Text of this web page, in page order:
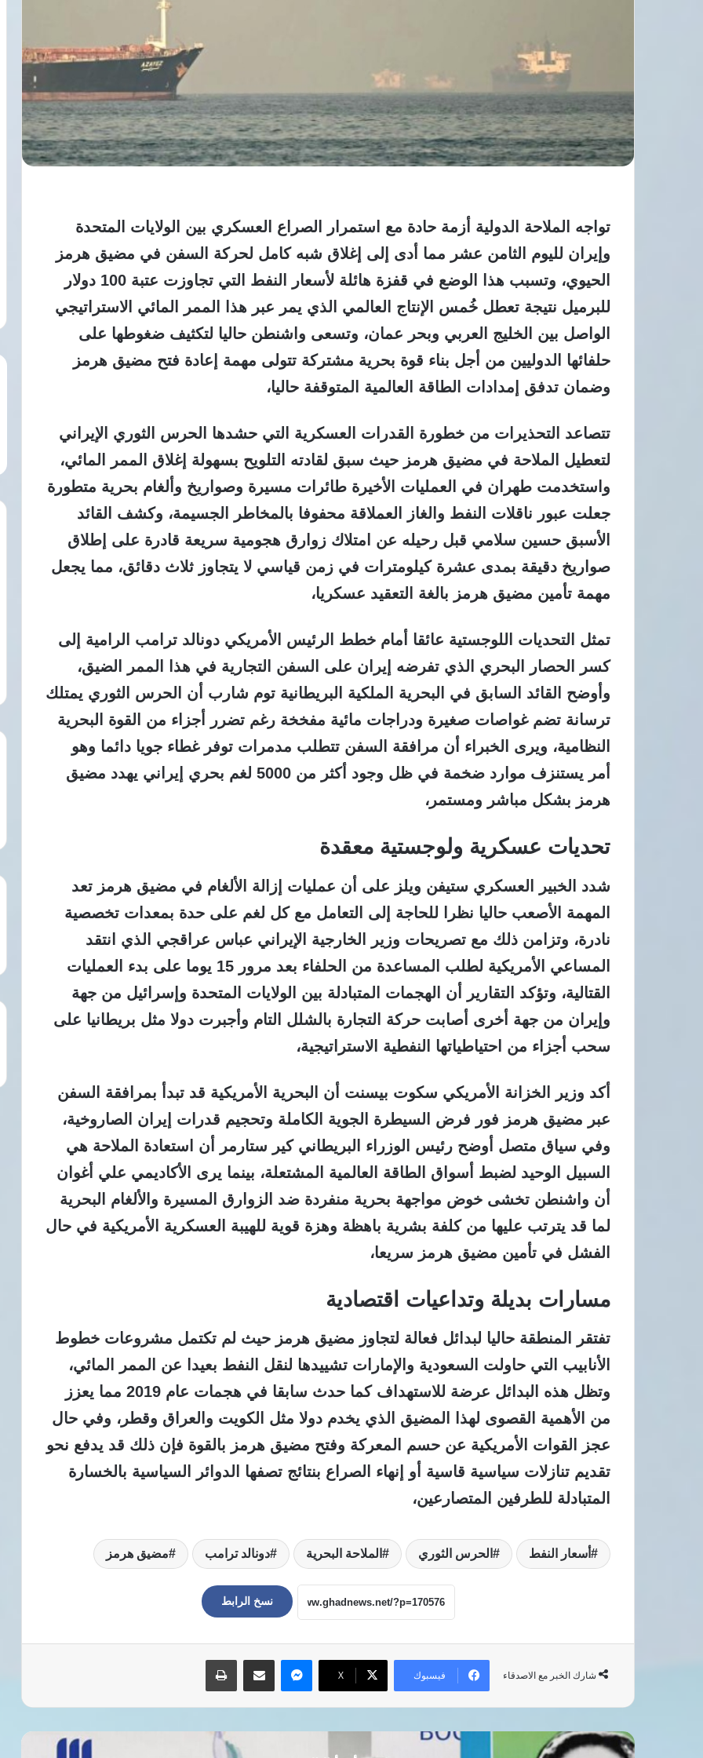
تواجه الملاحة الدولية أزمة حادة مع استمرار الصراع العسكري بين الولايات المتحدة
وإيران لليوم الثامن عشر مما أدى إلى إغلاق شبه كامل لحركة السفن في مضيق هرمز
الحيوي، وتسبب هذا الوضع في قفزة هائلة لأسعار النفط التي تجاوزت عتبة 100 دولار
للبرميل نتيجة تعطل خُمس الإنتاج العالمي الذي يمر عبر هذا الممر المائي الاستراتيجي
الواصل بين الخليج العربي وبحر عمان، وتسعى واشنطن حاليا لتكثيف ضغوطها على
حلفائها الدوليين من أجل بناء قوة بحرية مشتركة تتولى مهمة إعادة فتح مضيق هرمز
وضمان تدفق إمدادات الطاقة العالمية المتوقفة حاليا،
تتصاعد التحذيرات من خطورة القدرات العسكرية التي حشدها الحرس الثوري الإيراني
لتعطيل الملاحة في مضيق هرمز حيث سبق لقادته التلويح بسهولة إغلاق الممر المائي،
واستخدمت طهران في العمليات الأخيرة طائرات مسيرة وصواريخ وألغام بحرية متطورة
جعلت عبور ناقلات النفط والغاز العملاقة محفوفا بالمخاطر الجسيمة، وكشف القائد
الأسبق حسين سلامي قبل رحيله عن امتلاك زوارق هجومية سريعة قادرة على إطلاق
صواريخ دقيقة بمدى عشرة كيلومترات في زمن قياسي لا يتجاوز ثلاث دقائق، مما يجعل
مهمة تأمين مضيق هرمز بالغة التعقيد عسكريا،
تمثل التحديات اللوجستية عائقا أمام خطط الرئيس الأمريكي دونالد ترامب الرامية إلى
كسر الحصار البحري الذي تفرضه إيران على السفن التجارية في هذا الممر الضيق،
وأوضح القائد السابق في البحرية الملكية البريطانية توم شارب أن الحرس الثوري يمتلك
ترسانة تضم غواصات صغيرة ودراجات مائية مفخخة رغم تضرر أجزاء من القوة البحرية
النظامية، ويرى الخبراء أن مرافقة السفن تتطلب مدمرات توفر غطاء جويا دائما وهو
أمر يستنزف موارد ضخمة في ظل وجود أكثر من 5000 لغم بحري إيراني يهدد مضيق
هرمز بشكل مباشر ومستمر،
تحديات عسكرية ولوجستية معقدة
شدد الخبير العسكري ستيفن ويلز على أن عمليات إزالة الألغام في مضيق هرمز تعد
المهمة الأصعب حاليا نظرا للحاجة إلى التعامل مع كل لغم على حدة بمعدات تخصصية
نادرة، وتزامن ذلك مع تصريحات وزير الخارجية الإيراني عباس عراقجي الذي انتقد
المساعي الأمريكية لطلب المساعدة من الحلفاء بعد مرور 15 يوما على بدء العمليات
القتالية، وتؤكد التقارير أن الهجمات المتبادلة بين الولايات المتحدة وإسرائيل من جهة
وإيران من جهة أخرى أصابت حركة التجارة بالشلل التام وأجبرت دولا مثل بريطانيا على
سحب أجزاء من احتياطياتها النفطية الاستراتيجية،
أكد وزير الخزانة الأمريكي سكوت بيسنت أن البحرية الأمريكية قد تبدأ بمرافقة السفن
عبر مضيق هرمز فور فرض السيطرة الجوية الكاملة وتحجيم قدرات إيران الصاروخية،
وفي سياق متصل أوضح رئيس الوزراء البريطاني كير ستارمر أن استعادة الملاحة هي
السبيل الوحيد لضبط أسواق الطاقة العالمية المشتعلة، بينما يرى الأكاديمي علي أغوان
أن واشنطن تخشى خوض مواجهة بحرية منفردة ضد الزوارق المسيرة والألغام البحرية
لما قد يترتب عليها من كلفة بشرية باهظة وهزة قوية للهيبة العسكرية الأمريكية في حال
الفشل في تأمين مضيق هرمز سريعا،
مسارات بديلة وتداعيات اقتصادية
تفتقر المنطقة حاليا لبدائل فعالة لتجاوز مضيق هرمز حيث لم تكتمل مشروعات خطوط
الأنابيب التي حاولت السعودية والإمارات تشييدها لنقل النفط بعيدا عن الممر المائي،
وتظل هذه البدائل عرضة للاستهداف كما حدث سابقا في هجمات عام 2019 مما يعزز
من الأهمية القصوى لهذا المضيق الذي يخدم دولا مثل الكويت والعراق وقطر، وفي حال
عجز القوات الأمريكية عن حسم المعركة وفتح مضيق هرمز بالقوة فإن ذلك قد يدفع نحو
تقديم تنازلات سياسية قاسية أو إنهاء الصراع بنتائج تصفها الدوائر السياسية بالخسارة
المتبادلة للطرفين المتصارعين،
أسعار النفط الحرس الثوري الملاحة البحرية دونالد ترامب مضيق هرمز
نسخ الرابط
شارك الخبر مع الاصدقاء فيسبوك ‫X
ماسنجر مشاركة عبر البريد طباعة